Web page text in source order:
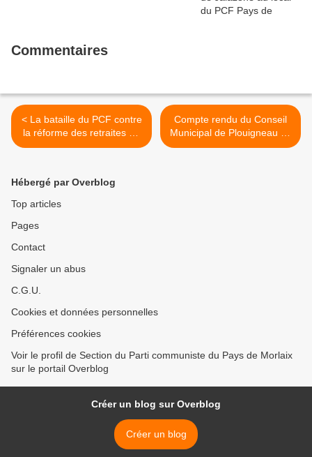
Commentaires
< La bataille du PCF contre
la réforme des retraites de
Macron
Compte rendu du Conseil
Municipal de Plouigneau du
24 septembre 2018 par
Hébergé par Overblog
Top articles
Pages
Contact
Signaler un abus
C.G.U.
Cookies et données personnelles
Préférences cookies
Voir le profil de Section du Parti communiste du Pays de Morlaix
sur le portail Overblog
Créer un blog sur Overblog
Créer un blog